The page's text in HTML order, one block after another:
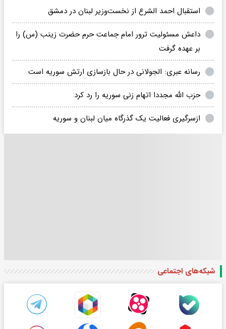
استقبال احمد الشرع از نخست‌وزیر لبنان در دمشق
داعش مسئولیت ترور امام جماعت حرم حضرت زینب (س) را
بر عهده گرفت
رسانه عبری: الجولانی در حال بازسازی ارتش سوریه است
حزب الله مجددا اتهام زنی سوریه را رد کرد
ازسرگیری فعالیت یک گذرگاه میان لبنان و سوریه
شبکه‌های اجتماعی